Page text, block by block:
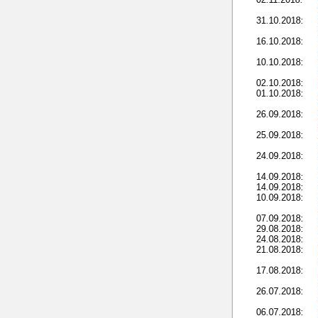
31.10.2018:
16.10.2018:
10.10.2018:
02.10.2018:
01.10.2018:
26.09.2018:
25.09.2018:
24.09.2018:
14.09.2018:
14.09.2018:
10.09.2018:
07.09.2018:
29.08.2018:
24.08.2018:
21.08.2018:
17.08.2018:
26.07.2018:
06.07.2018: